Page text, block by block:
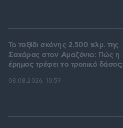
Το ταξίδι σκόνης 2.500 χλμ. της
Σαχάρας στον Αμαζόνιο: Πώς η
έρημος τρέφει το τροπικό δάσος;
08.08.2026, 10:59